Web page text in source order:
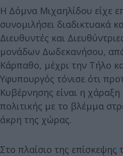
Η Δόμνα Μιχαηλίδου είχε
συνομιλήσει διαδικτυακά
Διευθυντές και
μονάδων Δωδεκανήσου,
Κάρπαθο, μέχρι την Τήλο
Υφυπουργός τόνισε ότι
Κυβέρνησης είναι η χάραξη
πολιτικής με το βλέμμα
άκρη της χώρας.
Στο πλαίσιο της επίσκεψης